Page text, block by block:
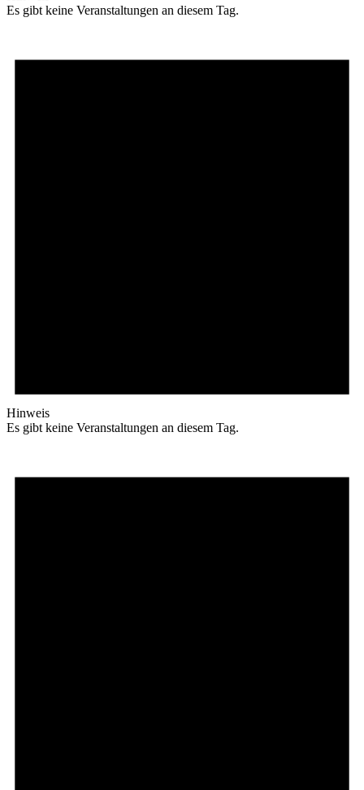
Es gibt keine Veranstaltungen an diesem Tag.
Hinweis
Es gibt keine Veranstaltungen an diesem Tag.